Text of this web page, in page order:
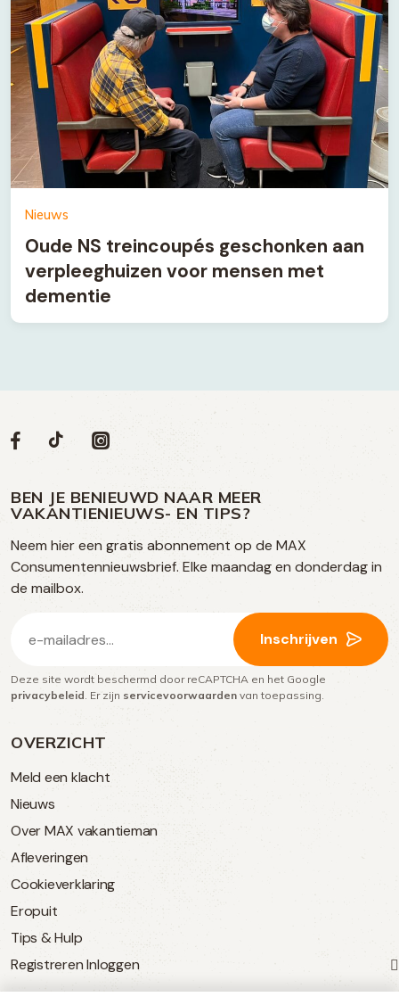
Nieuws
Oude NS treincoupés geschonken aan
verpleeghuizen voor mensen met
dementie
OVERZICHT
Meld een klacht
Nieuws
Over MAX vakantieman
Afleveringen
Cookieverklaring
Eropuit
Tips & Hulp
Registreren Inloggen
Volg
op
social
media
Social
Volg
op
Facebook
Volg
op
TikTok
Volg
op
Instagram
BEN JE BENIEUWD NAAR MEER
VAKANTIENIEUWS- EN TIPS?
Neem hier een gratis abonnement op de MAX
Consumentennieuwsbrief. Elke maandag en donderdag in
de mailbox.
mailadres
(Vereist)
Inschrijven
Deze site wordt beschermd door reCAPTCHA en het Google
privacybeleid . Er zijn servicevoorwaarden van toepassing.